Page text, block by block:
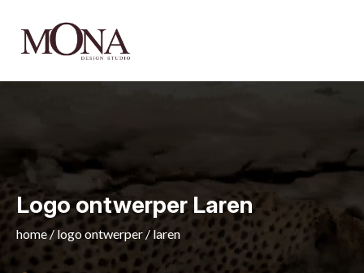
Logo ontwerper Laren
home/ logo ontwerper / laren